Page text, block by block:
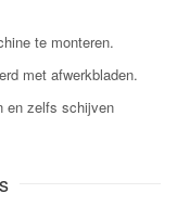
te monteren.
met afwerkbladen.
en zelfs schijven